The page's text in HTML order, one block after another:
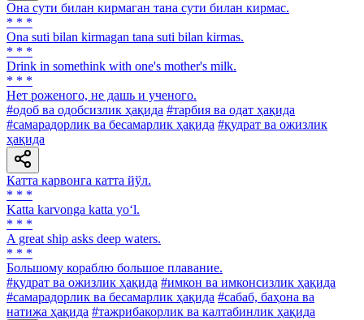
Она сути билан кирмаган тана сути билан кирмас.
* * *
Ona suti bilan kirmagan tana suti bilan kirmas.
* * *
Drink in somethink with one's mother's milk.
* * *
Нет роженого, не дашь и ученого.
#одоб ва одобсизлик ҳақида #тарбия ва одат ҳақида
#самарадорлик ва бесамарлик ҳақида #қудрат ва ожизлик
ҳақида
Катта карвонга катта йўл.
* * *
Katta karvonga katta yo‘l.
* * *
A great ship asks deep waters.
* * *
Большому кораблю большое плавание.
#қудрат ва ожизлик ҳақида #имкон ва имконсизлик ҳақида
#самарадорлик ва бесамарлик ҳақида #сабаб, баҳона ва
натижа ҳақида #тажрибакорлик ва калтабинлик ҳақида